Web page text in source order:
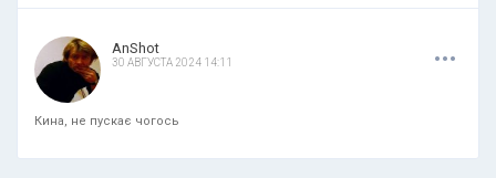
AnShot
30 АВГУСТА 2024 14:11 ...
Кина, не пускає чогось